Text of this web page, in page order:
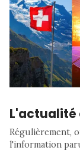
L'actualité
Régulièrement,
l'information